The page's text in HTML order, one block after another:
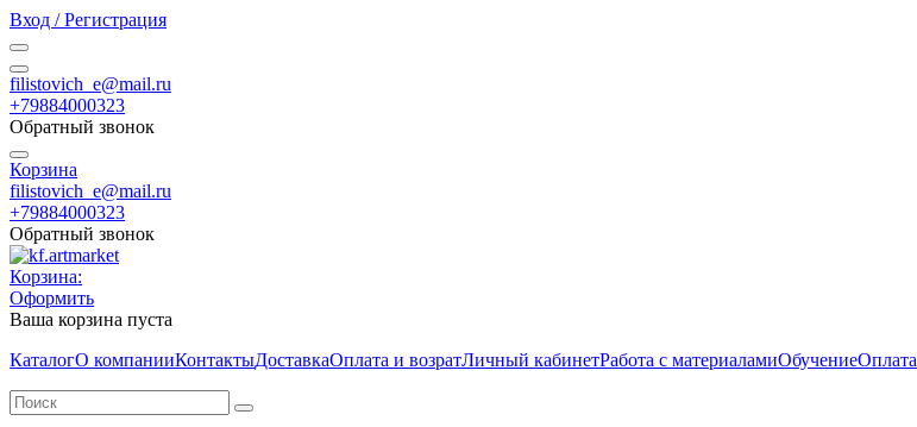
Вход / Регистрация
filistovich_e@mail.ru
+79884000323
Обратный звонок
Корзина
filistovich_e@mail.ru
+79884000323
Обратный звонок
Корзина:
Оформить
Ваша корзина пуста
КаталогО компанииКонтактыДоставкаОплата и возратЛичный кабинетРабота с материаламиОбучениеОплата